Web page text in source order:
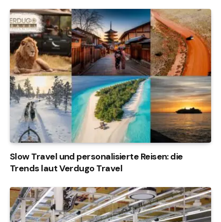
Slow Travel und personalisierte Reisen: die
Trends laut Verdugo Travel